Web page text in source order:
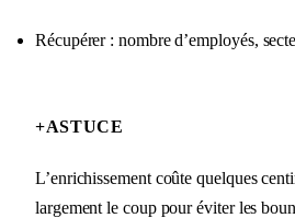
Récupérer : nombre d’employés,
+ASTUCE
L’enrichissement coûte quelques
largement le coup pour éviter les